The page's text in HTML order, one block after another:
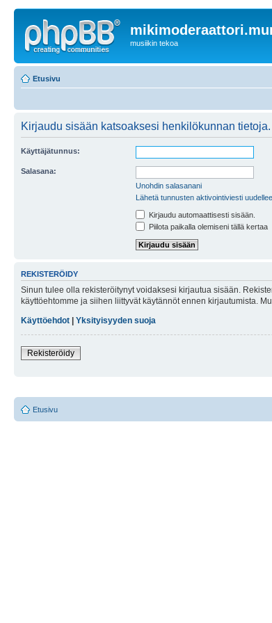
musiikin tekoa
Etusivu
Kirjaudu sisään katsoaksesi henkilökunnan tietoja.
Käyttäjätunnus:
Salasana:
Unohdin salasanani
Lähetä tunnusten aktivointiviesti
Kirjaudu automaattisesti sisään.
Piilota paikalla olemiseni tällä kertaa
REKISTERÖIDY
Sinun tulee olla rekisteröitynyt voidaksesi kirjautua sisään.
käyttöehtomme ja siihen liittyvät käytännöt ennen kirjautumista.
Käyttöehdot
Yksityisyyden suoja
Rekisteröidy
Etusivu